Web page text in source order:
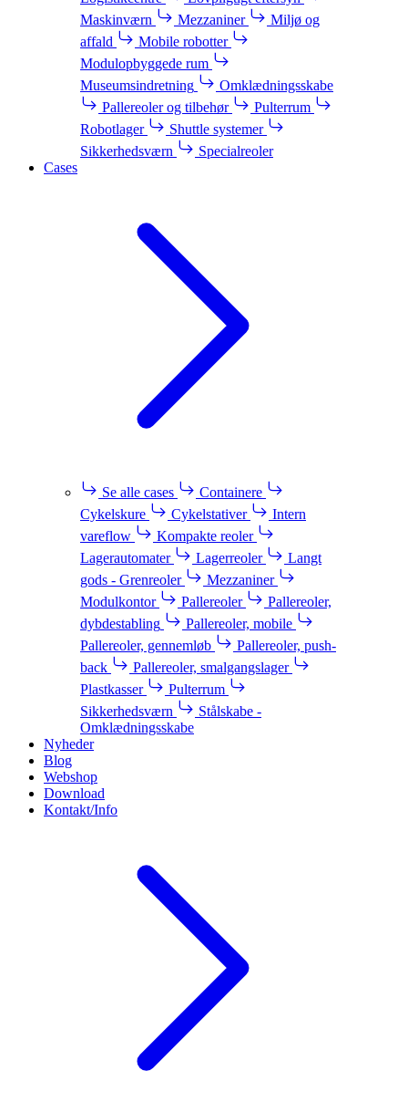
Maskinværn
Mezzaniner
Miljø og
affald
Mobile robotter
Modulopbyggede rum
Museumsindretning
Omklædningsskabe
Pallereoler og tilbehør
Pulterrum
Robotlager
Shuttle systemer
Sikkerhedsværn
Specialreoler
Cases
Se alle cases
Containere
Cykelskure
Cykelstativer
Intern
vareflow
Kompakte reoler
Lagerautomater
Lagerreoler
Langt
gods - Grenreoler
Mezzaniner
Modulkontor
Pallereoler
Pallereoler,
dybdestabling
Pallereoler, mobile
Pallereoler, gennemløb
Pallereoler, push-
back
Pallereoler, smalgangslager
Plastkasser
Pulterrum
Sikkerhedsværn
Stålskabe -
Omklædningsskabe
Nyheder
Blog
Webshop
Download
Kontakt/Info